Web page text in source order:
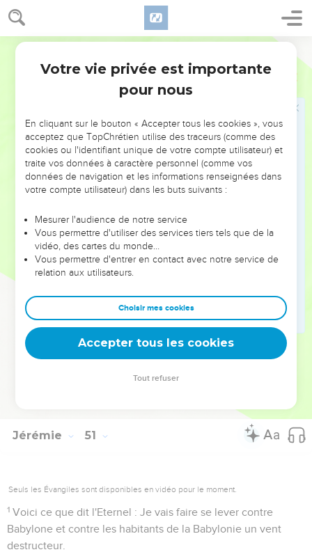
Jérémie 50
séjournera.
Un peuple vient du nord, une grande nation et de
nombreux rois se mettent en mouvement depuis les
extrémités de la terre.
Ils empoignent l'arc et le javelot. Ils sont cruels et ne
mer. Ils sont montés sur des chevaux, prêts à combattre
comme un seul homme contre toi, fille de Babylone !
En apprenant la nouvelle, le roi de Babylone baisse les
bras. L'angoisse s’empare de lui, pareille à la douleur d'une
femme qui accouche.
Voici que, pareil à un lion, il monte des rives luxuriantes
du Jourdain pour s’attaquer à un domaine solide. J’agirai en
un clin d’œil, je les ferai déguerpir de là et j'établirai à la tête
de Babylone celui que j'ai choisi. En effet, qui est semblable
à moi ? Qui me donnera des ordres ? Quel est le berger qui
me résistera ?
C'est pourquoi écoutez la décision que l'Eternel a prise
contre Babylone et les projets qu'il a formés contre le pays
des Babyloniens : on les traînera comme de faibles brebis,
Jérémie 51
Seuls les Évangiles sont disponibles en vidéo pour le moment.
1 Voici ce que dit l'Eternel : Je vais faire se lever contre
Babylone et contre les habitants de la Babylonie un vent
destructeur.
Votre vie privée est importante
pour nous
En cliquant sur le bouton « Accepter tous les cookies », vous
acceptez que TopChrétien utilise des traceurs (comme des
cookies ou l'identifiant unique de votre compte utilisateur) et
traite vos données à caractère personnel (comme vos
données de navigation et les informations renseignées dans
votre compte utilisateur) dans les buts suivants :
Mesurer l'audience de notre service
Vous permettre d'utiliser des services tiers tels que de la
vidéo, des cartes du monde…
Vous permettre d'entrer en contact avec notre service de
relation aux utilisateurs.
Choisir mes cookies
Accepter tous les cookies
Tout refuser